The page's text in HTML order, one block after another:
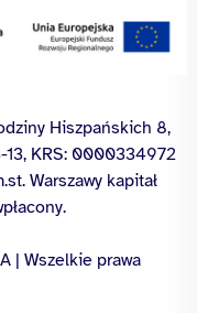
Hiszpańskich 8,
KRS: 0000334972
Warszawy kapitał
| Wszelkie prawa